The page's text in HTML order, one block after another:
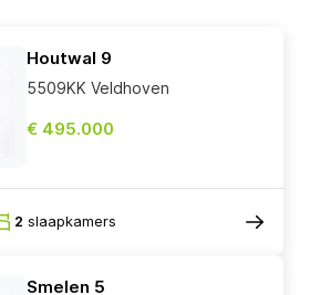
Houtwal 9
5509KK Veldhoven
€ 495.000
2 slaapkamers
Smelen 5